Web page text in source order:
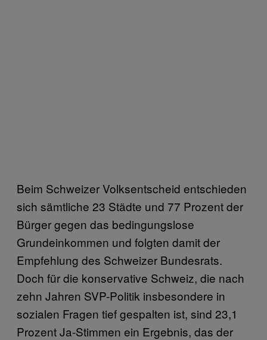
Beim Schweizer Volksentscheid entschieden
sich sämtliche 23 Städte und 77 Prozent der
Bürger gegen das bedingungslose
Grundeinkommen und folgten damit der
Empfehlung des Schweizer Bundesrats.
Doch für die konservative Schweiz, die nach
zehn Jahren SVP-Politik insbesondere in
sozialen Fragen tief gespalten ist, sind 23,1
Prozent Ja-Stimmen ein Ergebnis, das der